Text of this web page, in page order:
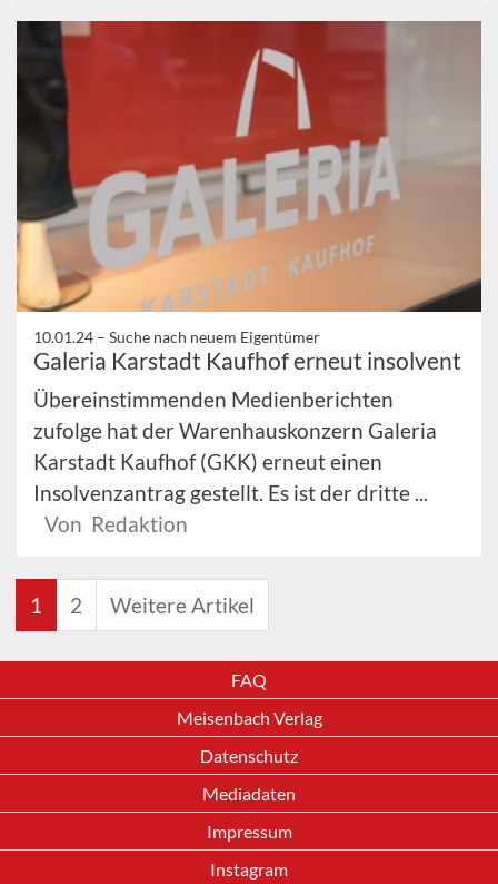
10.01.24 – Suche nach neuem Eigentümer
Galeria Karstadt Kaufhof erneut insolvent
Übereinstimmenden Medienberichten
zufolge hat der Warenhauskonzern Galeria
Karstadt Kaufhof (GKK) erneut einen
Insolvenzantrag gestellt. Es ist der dritte ...
Von Redaktion
1 2 Weitere Artikel
FAQ
Meisenbach Verlag
Datenschutz
Mediadaten
Impressum
Instagram